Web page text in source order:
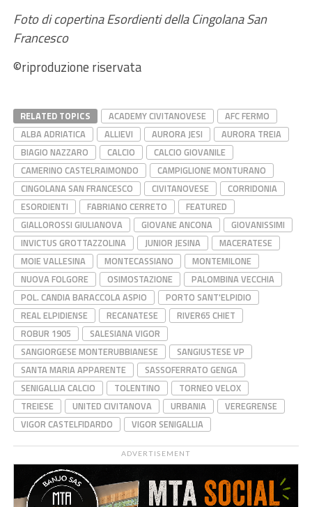
Foto di copertina Esordienti della Cingolana San
Francesco
©riproduzione riservata
RELATED TOPICS ACADEMY CIVITANOVESE
AFC FERMO
ALBA ADRIATICA
ALLIEVI AURORA JESI
AURORA TREIA
BIAGIO NAZZARO
CALCIO
CALCIO GIOVANILE
CAMERINO CASTELRAIMONDO
CAMPIGLIONE MONTURANO
CINGOLANA SAN FRANCESCO
CIVITANOVESE
CORRIDONIA
ESORDIENTI
FABRIANO CERRETO
FEATURED
GIALLOROSSI GIULIANOVA
GIOVANE ANCONA
GIOVANISSIMI
INVICTUS GROTTAZZOLINA
JUNIOR JESINA
MACERATESE
MOIE VALLESINA
MONTECASSIANO
MONTEMILONE
NUOVA FOLGORE
OSIMOSTAZIONE
PALOMBINA VECCHIA
POL. CANDIA BARACCOLA ASPIO
PORTO SANT'ELPIDIO
REAL ELPIDIENSE
RECANATESE
RIVER65 CHIET
ROBUR 1905
SALESIANA VIGOR
SANGIORGESE MONTERUBBIANESE
SANGIUSTESE VP
SANTA MARIA APPARENTE
SASSOFERRATO GENGA
SENIGALLIA CALCIO
TOLENTINO
TORNEO VELOX
TREIESE
UNITED CIVITANOVA URBANIA
VEREGRENSE
VIGOR CASTELFIDARDO
VIGOR SENIGALLIA
ADVERTISEMENT